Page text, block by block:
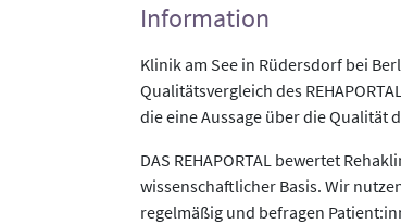
Information
Klinik am See in Rüdersdorf bei
Qualitätsvergleich des
die eine Aussage über die Qualität
DAS REHAPORTAL bewertet
wissenschaftlicher Basis. Wir
regelmäßig und befragen